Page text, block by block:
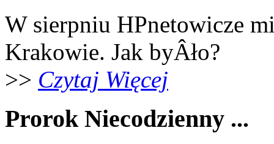
W sierpniu HPnetowicze
Krakowie. Jak byÂło?
>> Czytaj Więcej
Prorok Niecodzienny ...